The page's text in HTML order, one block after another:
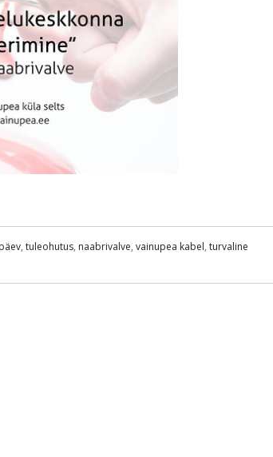
, tuleohutus, naabrivalve, vainupea kabel, turvaline